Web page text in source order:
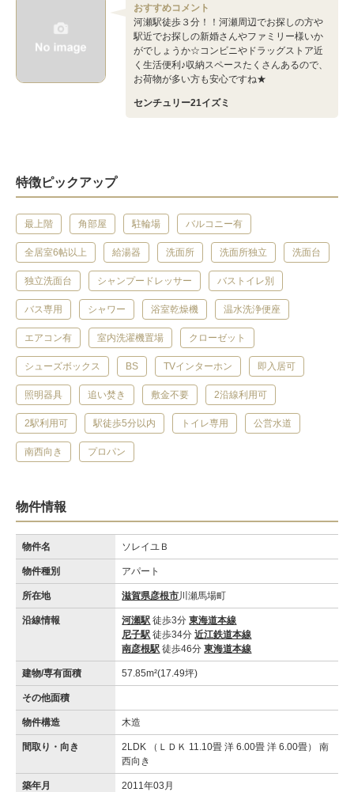
おすすめコメント
河瀬駅徒歩３分！！河瀬周辺でお探しの方や
駅近でお探しの新婚さんやファミリー様いか
がでしょうか☆コンビニやドラッグストア近
く生活便利♪収納スペースたくさんあるので、
お荷物が多い方も安心ですね★
センチュリー21イズミ
特徴ピックアップ
最上階 角部屋 駐輪場 バルコニー有
全居室6帖以上 給湯器 洗面所 洗面所独立 洗面台
独立洗面台 シャンプードレッサー バストイレ別
バス専用 シャワー 浴室乾燥機 温水洗浄便座
エアコン有 室内洗濯機置場 クローゼット
シューズボックス BS TVインターホン 即入居可
照明器具 追い焚き 敷金不要 2沿線利用可
2駅利用可 駅徒歩5分以内 トイレ専用 公営水道
南西向き プロパン
物件情報
物件名 ソレイユＢ
物件種別 アパート
所在地 滋賀県彦根市川瀬馬場町
沿線情報 河瀬駅 徒歩3分東海道本線
尼子駅 徒歩34分近江鉄道本線
南彦根駅 徒歩46分東海道本線
建物/専有面積 57.85m²(17.49坪)
その他面積
物件構造 木造
間取り・向き
2LDK （ＬＤＫ 11.10畳 洋 6.00畳 洋 6.00畳） 南
西向き
築年月 2011年03月